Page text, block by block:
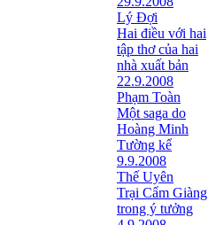
Lý Đợi
Hai điều với hai
tập thơ của hai
nhà xuất bản
22.9.2008
Phạm Toàn
Một saga do
Hoàng Minh
Tường kể
9.9.2008
Thế Uyên
Trại Cẩm Giàng
trong ý tưởng